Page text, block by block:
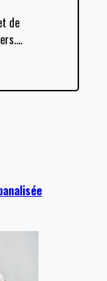
de
…